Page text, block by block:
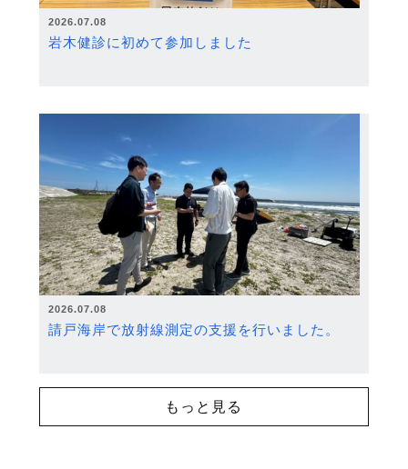
2026.07.08
岩木健診に初めて参加しました
2026.07.08
請戸海岸で放射線測定の支援を行いました。
もっと見る